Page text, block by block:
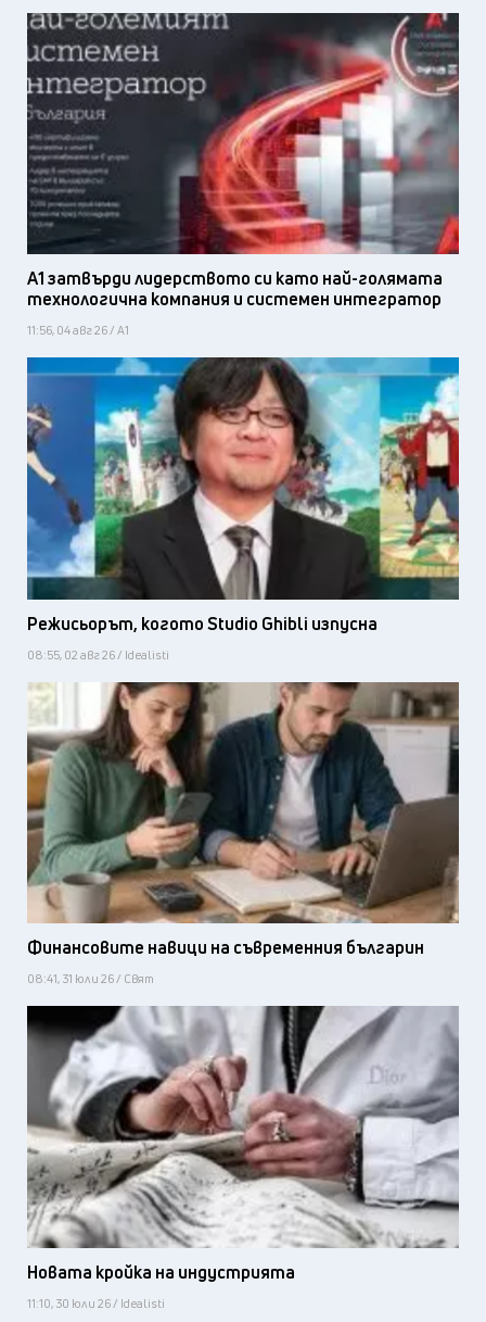
А1 затвърди лидерството си като най-голямата
технологична компания и системен интегратор
11:56, 04 авг 26 / А1
Режисьорът, когото Studio Ghibli изпусна
08:55, 02 авг 26 / Idealisti
Финансовите навици на съвременния българин
08:41, 31 юли 26 / Свят
Новата кройка на индустрията
11:10, 30 юли 26 / Idealisti